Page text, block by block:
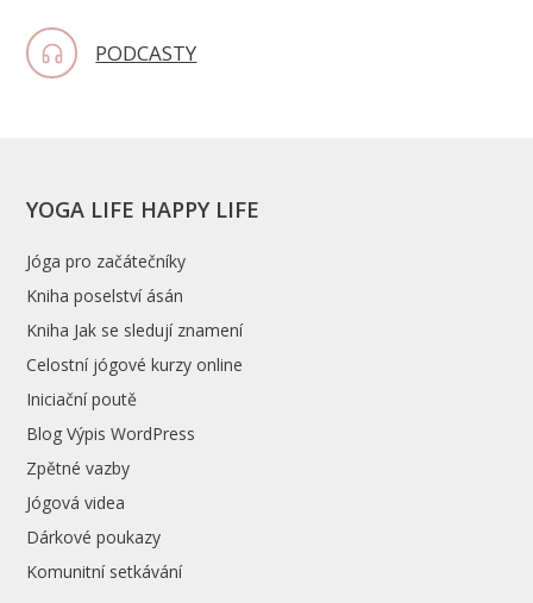
PODCASTY
YOGA LIFE HAPPY LIFE
Jóga pro začátečníky
Kniha poselství ásán
Kniha Jak se sledují znamení
Celostní jógové kurzy online
Iniciační poutě
Blog Výpis WordPress
Zpětné vazby
Jógová videa
Dárkové poukazy
Komunitní setkávání